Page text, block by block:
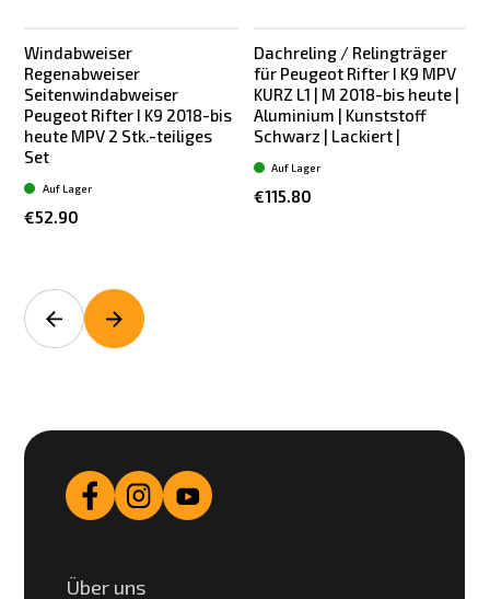
Windabweiser
Regenabweiser
Seitenwindabweiser
Peugeot Rifter I K9 2018-bis
heute MPV 2 Stk.-teiliges
Set
€52.90
Auf Lager
Dachreling / Relingträger
für Peugeot Rifter I K9 MPV
KURZ L1 | M 2018-bis heute |
Aluminium | Kunststoff
Schwarz | Lackiert |
€115.80
Auf Lager
Über uns